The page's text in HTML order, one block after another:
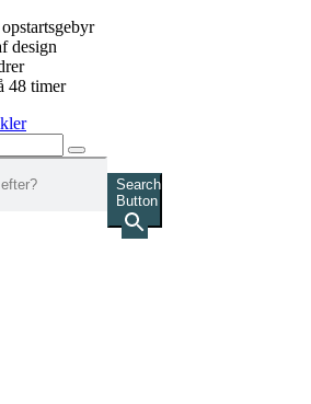
design
48 timer
Search
Button